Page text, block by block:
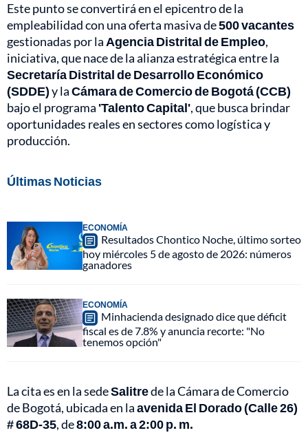
Este punto se convertirá en el epicentro de la
empleabilidad con una oferta masiva de500 vacantes
gestionadas por la Agencia Distrital de Empleo,
iniciativa, que nace de la alianza estratégica entre la
Secretaría Distrital de Desarrollo Económico
(SDDE)y laCámara de Comercio de Bogotá (CCB)
bajo el programa 'Talento Capital', que busca brindar
oportunidades reales en sectores como logística y
producción.
Últimas Noticias
ECONOMÍA
Resultados Chontico Noche, último sorteo
hoy miércoles 5 de agosto de 2026: números
ganadores
ECONOMÍA
Minhacienda designado dice que déficit
fiscal es de 7.8% y anuncia recorte: "No
tenemos opción"
La cita es en la sedeSalitrede la Cámara de Comercio
de Bogotá, ubicada en laavenida El Dorado (Calle 26)
# 68D-35, de8:00 a.m. a 2:00 p. m.